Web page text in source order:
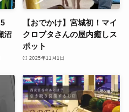
沼
【おでかけ】宮城初！マイ
クロブタさんの屋内癒しス
ポット
2025年11月1日